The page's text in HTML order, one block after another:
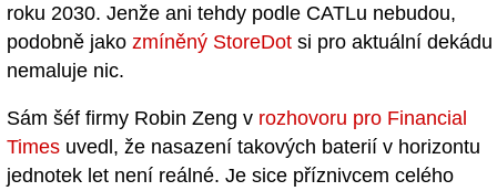
roku 2030. Jenže ani tehdy podle CATLu nebudou,
podobně jako zmíněný StoreDot si pro aktuální dekádu
nemaluje nic.
Sám šéf firmy Robin Zeng v rozhovoru pro Financial
Times uvedl, že nasazení takových baterií v horizontu
jednotek let není reálné. Je sice příznivcem celého